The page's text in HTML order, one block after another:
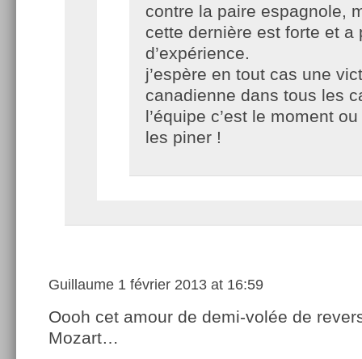
contre la paire espagnole,
cette dernière est forte et a
d’expérience.
j’espère en tout cas une
canadienne dans tous les
l’équipe c’est le moment
les piner !
Guillaume 1 février 2013 at 16:59
Oooh cet amour de demi-volée de
Mozart…